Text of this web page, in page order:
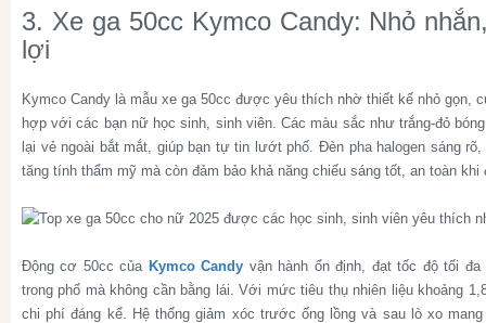
3. Xe ga 50cc Kymco Candy: Nhỏ
lợi
Kymco Candy là mẫu xe ga 50cc được yêu thích nhờ thiết kế nhỏ gọn,
hợp với các bạn nữ học sinh, sinh viên. Các màu sắc như trắng-đỏ
lại vẻ ngoài bắt mắt, giúp bạn tự tin lướt phố. Đèn pha halogen sáng
tăng tính thẩm mỹ mà còn đảm bảo khả năng chiếu sáng tốt, an toàn khi
Động cơ 50cc của Kymco Candy vận hành ổn định, đạt tốc độ tối
trong phố mà không cần bằng lái. Với mức tiêu thụ nhiên liệu khoảng
chi phí đáng kể. Hệ thống giảm xóc trước ống lồng và sau lò xo